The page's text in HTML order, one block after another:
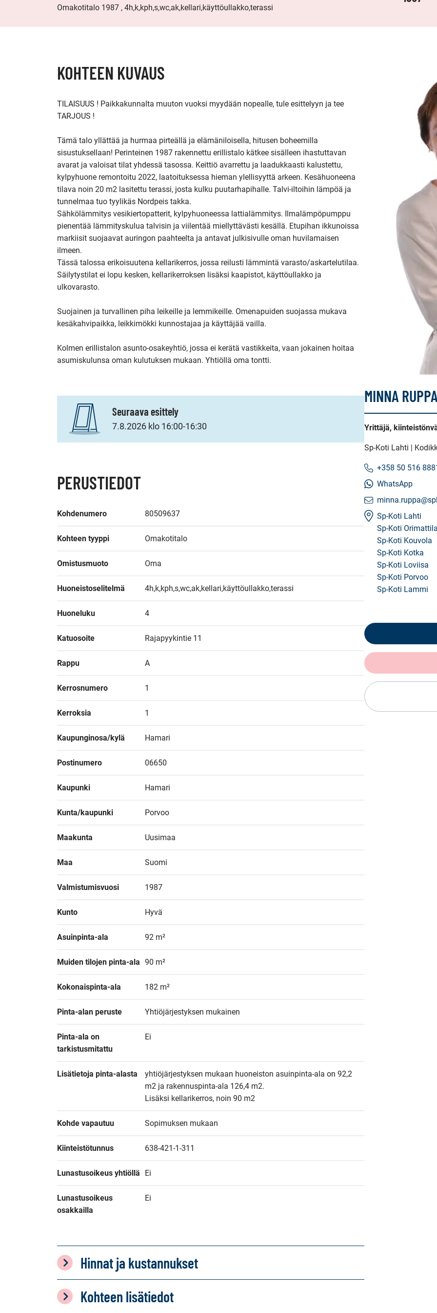
Omakotitalo 1987 , 4h,k,kph,s,wc,ak,kellari,käyttöullakko,terassi
KOHTEEN KUVAUS
TILAISUUS ! Paikkakunnalta muuton vuoksi myydään nopealle, tule esittelyyn ja tee
TARJOUS !
Tämä talo yllättää ja hurmaa pirteällä ja elämäniloisella, hitusen boheemilla
sisustuksellaan! Perinteinen 1987 rakennettu erillistalo kätkee sisälleen ihastuttavan
avarat ja valoisat tilat yhdessä tasossa. Keittiö avarrettu ja laadukkaasti kalustettu,
kylpyhuone remontoitu 2022, laatoituksessa hieman ylellisyyttä arkeen. Kesähuoneena
tilava noin 20 m2 lasitettu terassi, josta kulku puutarhapihalle. Talvi-iltoihin lämpöä ja
tunnelmaa tuo tyylikäs Nordpeis takka.
Sähkölämmitys vesikiertopatterit, kylpyhuoneessa lattialämmitys. Ilmalämpöpumppu
pienentää lämmityskulua talvisin ja viilentää miellyttävästi kesällä. Etupihan ikkunoissa
markiisit suojaavat auringon paahteelta ja antavat julkisivulle oman huvilamaisen
ilmeen.
Tässä talossa erikoisuutena kellarikerros, jossa reilusti lämmintä varasto/askartelutilaa.
Säilytystilat ei lopu kesken, kellarikerroksen lisäksi kaapistot, käyttöullakko ja
ulkovarasto.
Suojainen ja turvallinen piha leikeille ja lemmikeille. Omenapuiden suojassa mukava
kesäkahvipaikka, leikkimökki kunnostajaa ja käyttäjää vailla.
Kolmen erillistalon asunto-osakeyhtiö, jossa ei kerätä vastikkeita, vaan jokainen hoitaa
asumiskulunsa oman kulutuksen mukaan. Yhtiöllä oma tontti.
Seuraava esittely
7.8.2026 klo 16:00-16:30
PERUSTIEDOT
Kohdenumero 80509637
Kohteen tyyppi Omakotitalo
Omistusmuoto Oma
Huoneistoselitelmä 4h,k,kph,s,wc,ak,kellari,käyttöullakko,terassi
Huoneluku 4
Katuosoite Rajapyykintie 11
Rappu A
Kerrosnumero 1
Kerroksia 1
Kaupunginosa/kylä Hamari
Postinumero 06650
Kaupunki Hamari
Kunta/kaupunki Porvoo
Maakunta Uusimaa
Maa Suomi
Valmistumisvuosi 1987
Kunto Hyvä
Asuinpinta-ala 92 m²
Muiden tilojen pinta-ala 90 m²
Kokonaispinta-ala 182 m²
Pinta-alan peruste Yhtiöjärjestyksen mukainen
Pinta-ala on
tarkistusmitattu
Ei
Lisätietoja pinta-alasta
yhtiöjärjestyksen mukaan huoneiston asuinpinta-ala on 92,2
m2 ja rakennuspinta-ala 126,4 m2.
Lisäksi kellarikerros, noin 90 m2
Kohde vapautuu Sopimuksen mukaan
Kiinteistötunnus 638-421-1-311
Lunastusoikeus yhtiöllä Ei
Lunastusoikeus
osakkailla
Ei
Hinnat ja kustannukset
Kohteen lisätiedot
MINNA RUPPA
Yrittäjä,
Sp-Koti Lahti |
+358 50 516
WhatsApp
Sp-Koti Lahti
Sp-Koti Orimattila
Sp-Koti Kouvola
Sp-Koti Kotka
Sp-Koti Loviisa
Sp-Koti Porvoo
Sp-Koti Lammi